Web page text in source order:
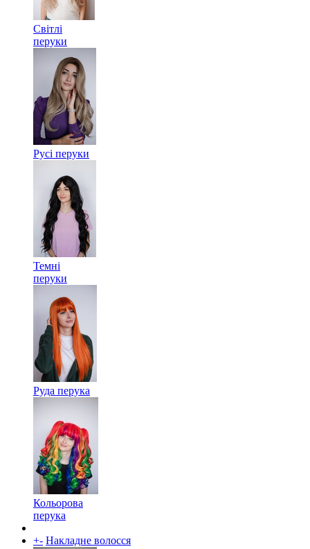
Світлі
перуки
Русі перуки
Темні
перуки
Руда перука
Кольорова
перука
+- Накладне волосся